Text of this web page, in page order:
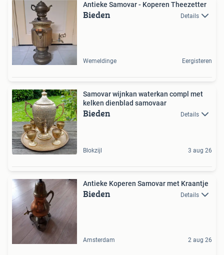
Antieke Samovar - Koperen Theezetter
Bieden Details
Wemeldinge Eergisteren
Samovar wijnkan waterkan compl met
kelken dienblad samovaar
Bieden Details
Blokzijl 3 aug 26
Antieke Koperen Samovar met Kraantje
Bieden Details
Amsterdam 2 aug 26